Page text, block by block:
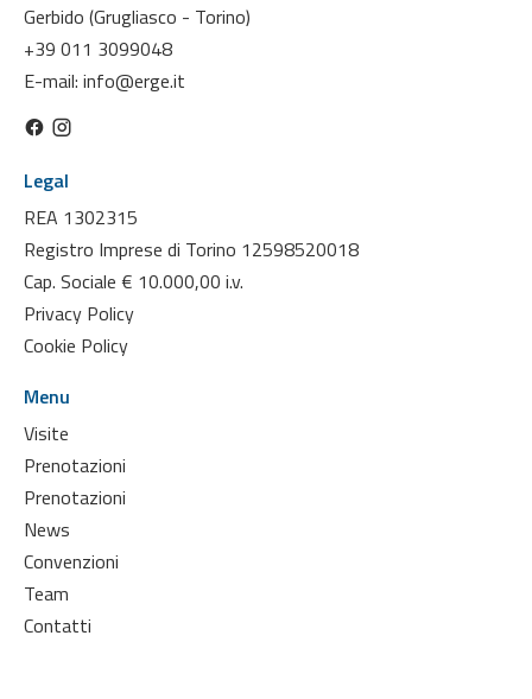
Gerbido (Grugliasco - Torino)
+39 011 3099048
E-mail: info@erge.it
Legal
REA 1302315
Registro Imprese di Torino 12598520018
Cap. Sociale € 10.000,00 i.v.
Privacy Policy
Cookie Policy
Menu
Visite
Prenotazioni
Prenotazioni
News
Convenzioni
Team
Contatti